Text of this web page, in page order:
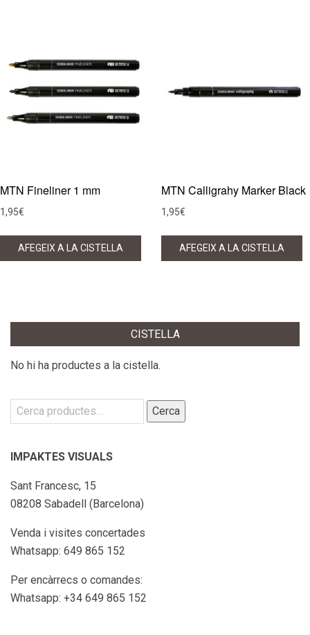
MTN Fineliner 1 mm
1,95€
AFEGEIX A LA CISTELLA
MTN Calligrahy Marker Black
1,95€
AFEGEIX A LA CISTELLA
CISTELLA
No hi ha productes a la cistella.
Cerca: Cerca
IMPAKTES VISUALS
Sant Francesc, 15
08208 Sabadell (Barcelona)
Venda i visites concertades
Whatsapp: 649 865 152
Per encàrrecs o comandes:
Whatsapp: +34 649 865 152